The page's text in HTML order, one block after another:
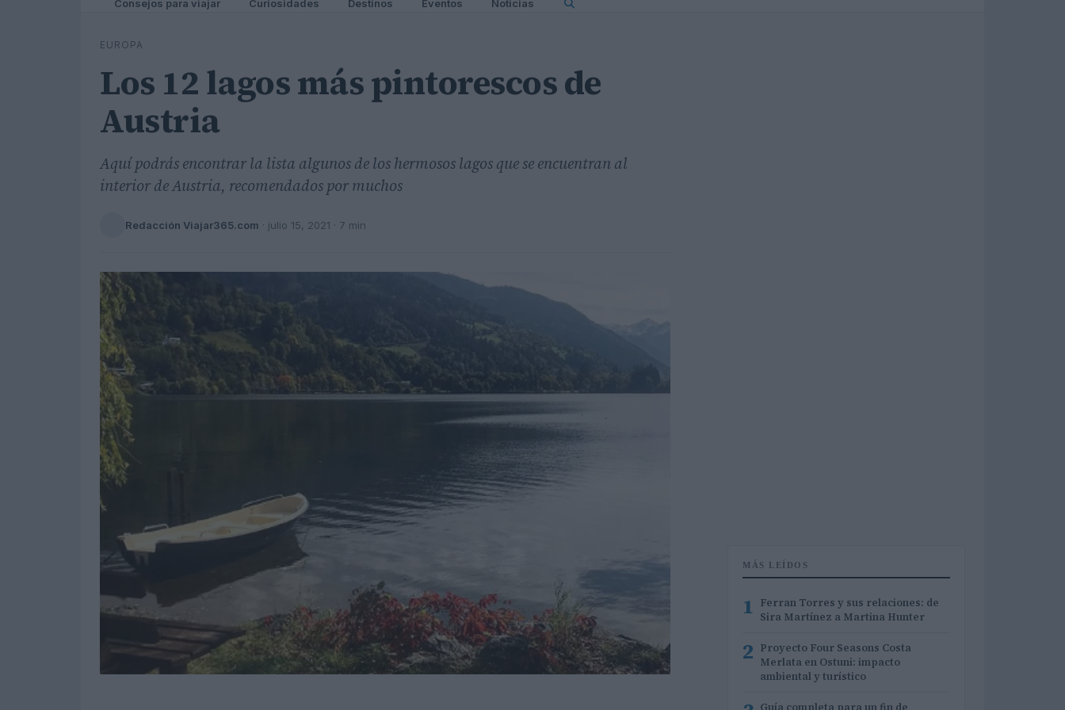
Consejos para viajar Curiosidades Destinos Eventos Noticias
EUROPA
Los 12 lagos más pintorescos de
Austria
Aquí podrás encontrar la lista algunos de los hermosos lagos que se encuentran al
interior de Austria, recomendados por muchos
Redacción Viajar365.com · julio 15, 2021 · 7 min
MÁS LEÍDOS
1 Ferran Torres y sus relaciones: de
Sira Martínez a Martina Hunter
2 Proyecto Four Seasons Costa
Merlata en Ostuni: impacto
ambiental y turístico
Guía completa para un fin de